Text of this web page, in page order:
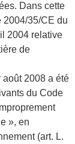
Dans cette
2004/35/CE du
2004 relative
de
2008 a été
du Code
», en
(art. L.